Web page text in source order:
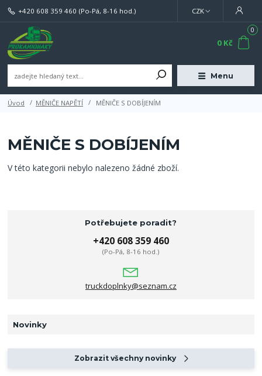
Menu
CZK
+420 608 359 460 (Po-Pá, 8-16 hod.)
0
0 Kč
Úvod MĚNIČE NAPĚTÍ MĚNIČE S DOBÍJENÍM
MĚNIČE S DOBÍJENÍM
V této kategorii nebylo nalezeno žádné zboží.
Potřebujete poradit?
+420 608 359 460
(Po-Pá, 8-16 hod.)
truckdoplnky@seznam.cz
Novinky
Zobrazit všechny novinky